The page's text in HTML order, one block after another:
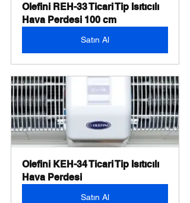
Olefini REH-33 Ticari Tip Isıtıcılı
Hava Perdesi 100 cm
Satın Al
Olefini KEH-34 Ticari Tip Isıtıcılı
Hava Perdesi
Satın Al